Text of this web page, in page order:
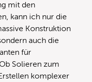
mit den
kann ich nur die
Konstruktion
auch die
für
Solieren zum
komplexer